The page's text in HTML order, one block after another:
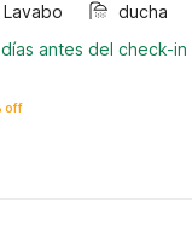
Lavabo ducha
antes del check-in
off